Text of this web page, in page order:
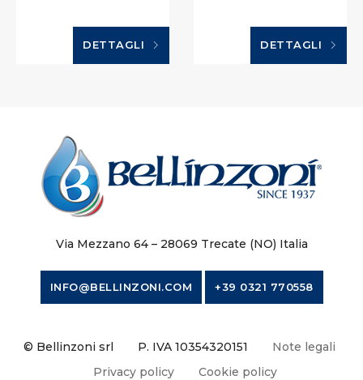
DETTAGLI DETTAGLI
Via Mezzano 64 – 28069 Trecate (NO) Italia
INFO@BELLINZONI.COM +39 0321 770558
© Bellinzoni srl P. IVA 10354320151
Note legali
Privacy policy
Cookie policy